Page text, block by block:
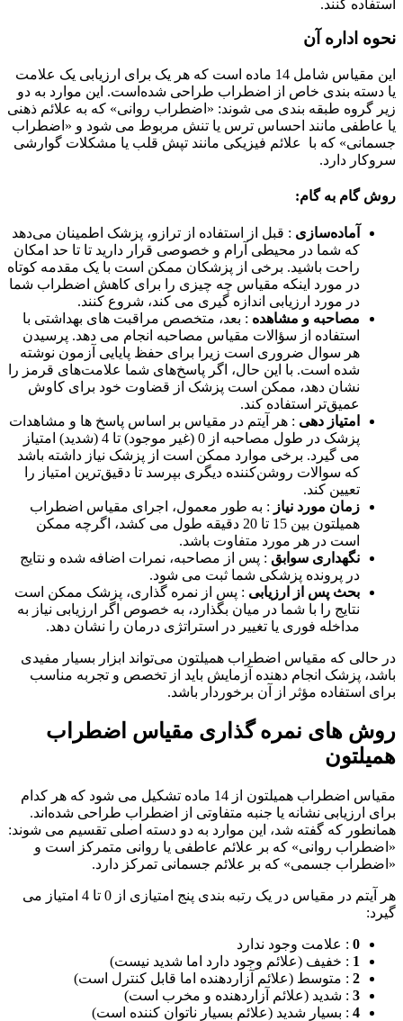
استفاده کنند.
نحوه اداره آن
این مقیاس شامل 14 ماده است که هر یک برای ارزیابی یک علامت
یا دسته بندی خاص از اضطراب طراحی شده‌است. این موارد به دو
زیر گروه طبقه بندی می شوند: «اضطراب روانی» که به علائم ذهنی
یا عاطفی مانند احساس ترس یا تنش مربوط می شود و «اضطراب
جسمانی» که با علائم فیزیکی مانند تپش قلب یا مشکلات گوارشی
سروکار دارد.
روش گام به گام:
آماده‌سازی : قبل از استفاده از ترازو، پزشک اطمینان می‌دهد
که شما در محیطی آرام و خصوصی قرار دارید تا تا حد امکان
راحت باشید. برخی از پزشکان ممکن است با یک مقدمه کوتاه
در مورد اینکه مقیاس چه چیزی را برای کاهش اضطراب شما
در مورد ارزیابی اندازه گیری می کند، شروع کنند.
مصاحبه و مشاهده : بعد، متخصص مراقبت های بهداشتی با
استفاده از سؤالات مقیاس مصاحبه انجام می دهد. پرسیدن
هر سوال ضروری است زیرا برای حفظ پایایی آزمون نوشته
شده است. با این حال، اگر پاسخ‌های شما علامت‌های قرمز را
نشان دهد، ممکن است پزشک از قضاوت خود برای کاوش
عمیق‌تر استفاده کند.
امتیاز دهی : هر آیتم در مقیاس بر اساس پاسخ ها و مشاهدات
پزشک در طول مصاحبه از 0 (غیر موجود) تا 4 (شدید) امتیاز
می گیرد. برخی موارد ممکن است از پزشک نیاز داشته باشد
که سوالات روشن‌کننده دیگری بپرسد تا دقیق‌ترین امتیاز را
تعیین کند.
زمان مورد نیاز : به طور معمول، اجرای مقیاس اضطراب
همیلتون بین 15 تا 20 دقیقه طول می کشد، اگرچه ممکن
است در هر مورد متفاوت باشد.
نگهداری سوابق : پس از مصاحبه، نمرات اضافه شده و نتایج
در پرونده پزشکی شما ثبت می شود.
بحث پس از ارزیابی : پس از نمره گذاری، پزشک ممکن است
نتایج را با شما در میان بگذارد، به خصوص اگر ارزیابی نیاز به
مداخله فوری یا تغییر در استراتژی درمان را نشان دهد.
در حالی که مقیاس اضطراب همیلتون می‌تواند ابزار بسیار مفیدی
باشد، پزشک انجام دهنده آزمایش باید از تخصص و تجربه مناسب
برای استفاده مؤثر از آن برخوردار باشد.
روش های نمره گذاری مقیاس اضطراب
همیلتون
مقیاس اضطراب همیلتون از 14 ماده تشکیل می شود که هر کدام
برای ارزیابی نشانه یا جنبه متفاوتی از اضطراب طراحی شده‌اند.
همانطور که گفته شد، این موارد به دو دسته اصلی تقسیم می شوند:
«اضطراب روانی» که بر علائم عاطفی یا روانی متمرکز است و
«اضطراب جسمی» که بر علائم جسمانی تمرکز دارد.
هر آیتم در مقیاس در یک رتبه بندی پنج امتیازی از 0 تا 4 امتیاز می
گیرد:
0 : علامت وجود ندارد
1 : خفیف (علائم وجود دارد اما شدید نیست)
2 : متوسط ​​(علائم آزاردهنده اما قابل کنترل است)
3 : شدید (علائم آزاردهنده و مخرب است)
4 : بسیار شدید (علائم بسیار ناتوان کننده است)